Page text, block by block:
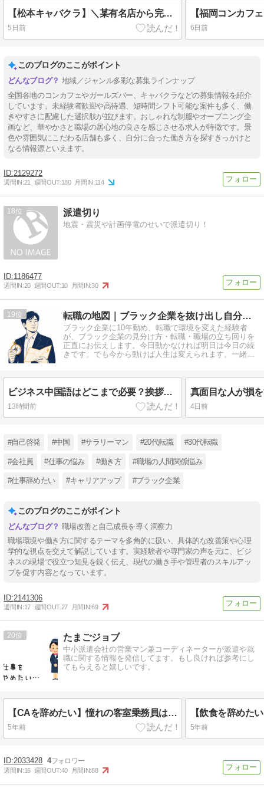
【松本キャバクラ】＼某有名店から完全独立した超新星?／これまでの経験＆ノウハウから着想を得た充実のサポート体制を実現！【日払いOK、面接交通費支給、未経験歓迎】
5日前 6日前
このブログのここがポイント
地域／ジャンル多彩な募集ラインナップ
全国各地のコンカフェやガールズバー、キャバクラなどの募集情報を紹介
しています。未経験者歓迎や高待遇、短時間シフト可能な案件も多く、働
きやすさに配慮した選択肢が並びます。おしゃれな制服やオープニング企
画など、華やかさと職場の居心地の良さを感じさせる求人が特徴です。景
色や雰囲気にこだわる店舗も多く、自分に合った働き方を探すきっかけと
なる情報源といえます。
2129272
週間IN:21 週間OUT:180 月間IN:114
18 派遣切り
地震・震災や計画停電のせいで派遣切り！
1186477
週間IN:20 週間OUT:10 月間IN:30
19 転職の地図｜ブラック企業を抜け出し自分で選ぶキャリアへ
ブラック企業に10年勤め、転職で環境を変えた経験者
が、ブラック企業の見分け方・転職・職場の立ち回りを
正直にお伝えします。今日動かなければ明日は今日の続
きです。でも今から動けば人生は変えられます。一緒に
ビジネス中国語はどこまで必要？挨拶レベルだった私が商談で使うまで
13時間前 4日前
#自己啓発 #中国 #サラリーマン #20代転職 #30代転職
#会社員 #仕事の悩み #働き方 #職場の人間関係悩み
#仕事辞めたい #キャリアアップ #ブラック企業
このブログのここがポイント
職場改善と自己成長を導く洞察力
職場環境や働き方に関するテーマを多角的に扱い、具体的な改善策や心理
学的な視点を交えて解説しています。実経験者や専門家の声を元に、ビジ
ネスの現場で役立つ知見を鋭く伝え、現代の働き手や管理者のスキルアッ
プを促す内容となっています。
2141306
週間IN:17 週間OUT:27 月間IN:69
20 たまごジョブ
中小派遣会社の営業マン兼コーディネーターが派遣や就
職に関する情報を発信してます。もし良ければ参考にし
てもらえると嬉しいです。
【CAを辞めたい】憧れの客室乗務員は激務・薄給？辞めたい理由とおすすめの転職先を徹底解説！
5年前 5年前
2033428 4
週間IN:16 週間OUT:40 月間IN:88